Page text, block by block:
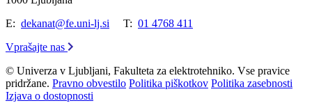
E: dekanat@fe.uni-lj.si T: 01 4768 411
Vprašajte nas
© Univerza v Ljubljani, Fakulteta za elektrotehniko. Vse pravice
pridržane. Pravno obvestilo Politika piškotkov Politika zasebnosti
Izjava o dostopnosti